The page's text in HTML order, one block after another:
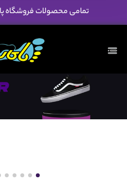
تمامی محصولات فروشگاه